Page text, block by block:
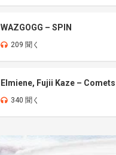
WAZGOGG – SPIN
209 聞く
Elmiene, Fujii Kaze – Comets
340 聞く